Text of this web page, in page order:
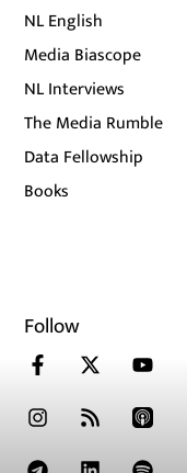
NL English
Media Biascope
NL Interviews
The Media Rumble
Data Fellowship
Books
Follow